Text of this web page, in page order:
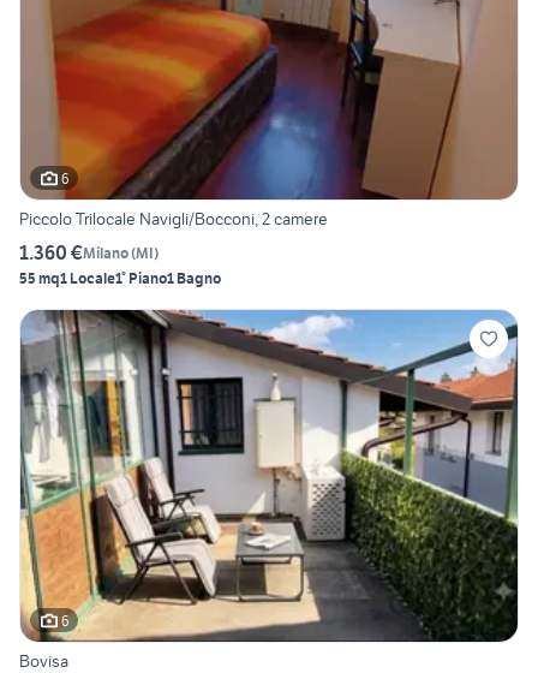
6
Piccolo Trilocale Navigli/Bocconi, 2 camere
1.360 €Milano(MI)
55 mq1 Locale1° Piano1 Bagno
6
Bovisa